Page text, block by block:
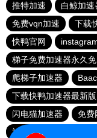
推特加速
白鲸加速
免费vqn加速
下载
快鸭官网
梯子免费加速器永久
爬梯子加速器
下载快鸭加速器最新版
闪电猫加速器
免费
神灯加速加速器